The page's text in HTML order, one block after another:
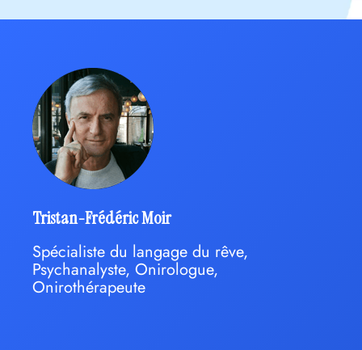
Tristan-Frédéric Moir
Spécialiste du langage du rêve,
Psychanalyste, Onirologue,
Onirothérapeute